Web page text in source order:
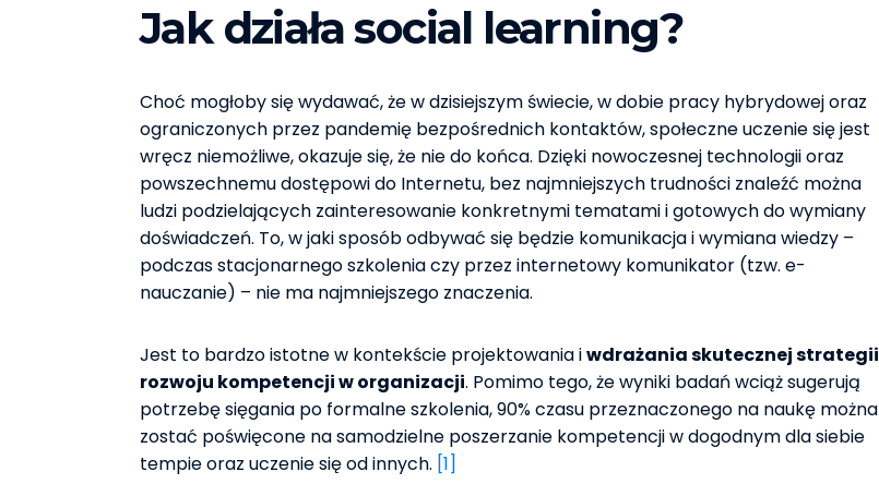
Jak działa social learning?
Choć mogłoby się wydawać, że w dzisiejszym świecie, w dobie pracy hybrydowej oraz
ograniczonych przez pandemię bezpośrednich kontaktów, społeczne uczenie się jest
wręcz niemożliwe, okazuje się, że nie do końca. Dzięki nowoczesnej technologii oraz
powszechnemu dostępowi do Internetu, bez najmniejszych trudności znaleźć można
ludzi podzielających zainteresowanie konkretnymi tematami i gotowych do wymiany
doświadczeń. To, w jaki sposób odbywać się będzie komunikacja i wymiana wiedzy –
podczas stacjonarnego szkolenia czy przez internetowy komunikator (tzw. e-
nauczanie) – nie ma najmniejszego znaczenia.
Jest to bardzo istotne w kontekście projektowania iwdrażania skutecznej strategii
rozwoju kompetencji w organizacji. Pomimo tego, że wyniki badań wciąż sugerują
potrzebę sięgania po formalne szkolenia, 90% czasu przeznaczonego na naukę można
zostać poświęcone na samodzielne poszerzanie kompetencji w dogodnym dla siebie
tempie oraz uczenie się od innych. [1]